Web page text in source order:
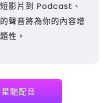
影片到 Podcast、
聲音將為你的內容增
性。
馳配音